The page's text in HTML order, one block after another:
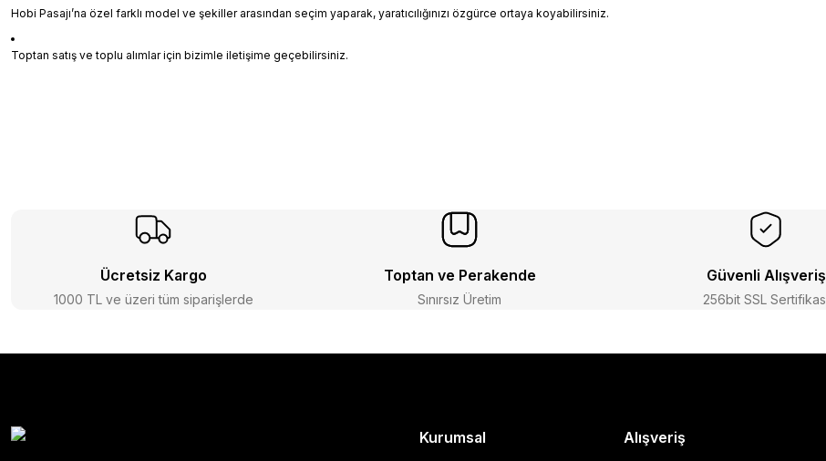
Hobi Pasajı’na özel farklı model ve şekiller arasından seçim yaparak, yaratıcılığınızı özgürce ortaya koyabilirsiniz.
Toptan satış ve toplu alımlar için bizimle iletişime geçebilirsiniz.
Ücretsiz Kargo
1000 TL ve üzeri tüm siparişlerde
Toptan ve Perakende
Sınırsız Üretim
Güvenli Alışveriş
256bit SSL
Kurumsal Alışveriş